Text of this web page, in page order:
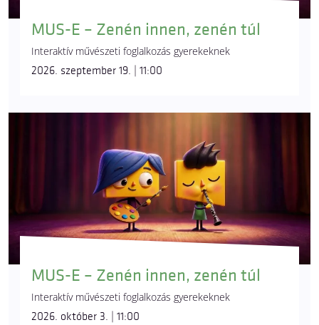
MUS-E – Zenén innen, zenén túl
Interaktív művészeti foglalkozás gyerekeknek
2026. szeptember 19. | 11:00
MUS-E – Zenén innen, zenén túl
Interaktív művészeti foglalkozás gyerekeknek
2026. október 3. | 11:00